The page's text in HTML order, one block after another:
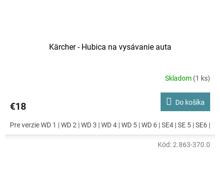
Kärcher - Hubica na vysávanie auta
Skladom (1 ks)
€18 Do košíka
Pre verzie WD 1 | WD 2 | WD 3 | WD 4 | WD 5 | WD 6 | SE4 | SE 5 | SE6 |
Kód:2.863-370.0